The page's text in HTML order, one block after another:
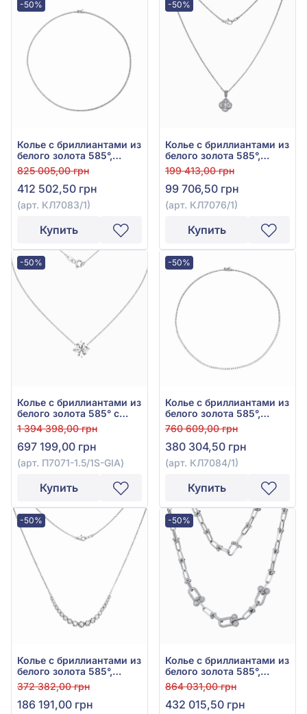
-50%
Колье с бриллиантами из
белого золота 585°,
Бриллиант 3,75ct, арт.
КЛ7083/1
825 005,00 грн
412 502,50 грн
(арт. КЛ7083/1)
Купить
-50%
Колье с бриллиантами из
белого золота 585°,
бриллиант 0,67ct, арт.
КЛ7076/1
199 413,00 грн
99 706,50 грн
(арт. КЛ7076/1)
Купить
-50%
Колье с бриллиантами из
белого золота 585° с
бриллиантом 1,5ct, арт.
П7071-1.5/1S-GIA
1 394 398,00 грн
697 199,00 грн
(арт. П7071-1.5/1S-GIA)
Купить
-50%
Колье с бриллиантами из
белого золота 585°,
Бриллиант 3,67ct, арт.
КЛ7084/1
760 609,00 грн
380 304,50 грн
(арт. КЛ7084/1)
Купить
-50%
Колье с бриллиантами из
белого золота 585°,
Бриллиант 1,45ct, арт.
КЛ7082/1
372 382,00 грн
186 191,00 грн
-50%
Колье с бриллиантами из
белого золота 585°,
Бриллиант 3,22ct, арт.
КЛ7079/1
864 031,00 грн
432 015,50 грн